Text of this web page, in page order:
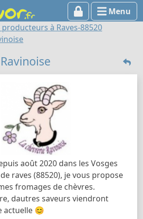
Menu
à Raves-88520
août 2020 dans les Vosges
raves (88520), je vous propose
fromages de chèvres.
dautres saveurs viendront
actuelle 😊